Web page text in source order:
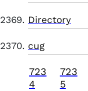
Directory
cug
723
4
723
5